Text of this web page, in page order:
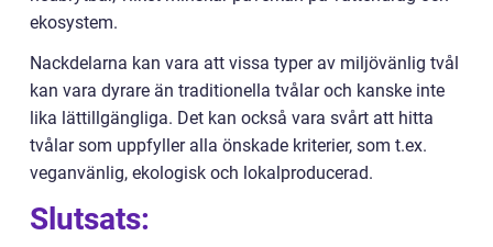
ekosystem.
Nackdelarna kan vara att vissa typer av miljövänlig tvål
kan vara dyrare än traditionella tvålar och kanske inte
lika lättillgängliga. Det kan också vara svårt att hitta
tvålar som uppfyller alla önskade kriterier, som t.ex.
veganvänlig, ekologisk och lokalproducerad.
Slutsats: